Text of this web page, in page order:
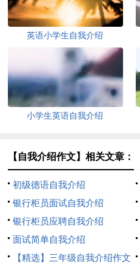
英语小学生自我介绍
小学生英语自我介绍
【自我介绍作文】相关文章：
初级德语自我介绍
银行柜员面试自我介绍
银行柜员应聘自我介绍
面试简单自我介绍
【精选】三年级自我介绍作文